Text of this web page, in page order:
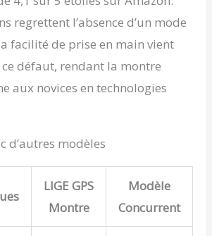
votre santé 24h/24 et
7j/7 avec le suivi en
temps réel de votre
fréquence cardiaque, de
votre taux d'oxygène
dans le sang et de votre
directement sur votre
montre pour rester
informé et garder le
contrôle de votre bien-
être Compatibilité
Universelle pour une Vie
regrettent l’absence d’un mode
facilité de prise en main vient
défaut, rendant la montre
aux novices en technologies
d’autres modèles
LIGE GPS
Montre
Modèle
Concurrent